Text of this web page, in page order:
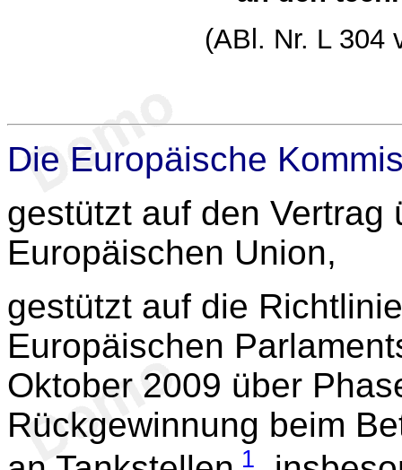
(ABl. Nr. L 304
Die Europäische
gestützt auf den Vertrag
Europäischen Union,
gestützt auf die
Europäischen
Oktober 2009 über
Rückgewinnung beim
1